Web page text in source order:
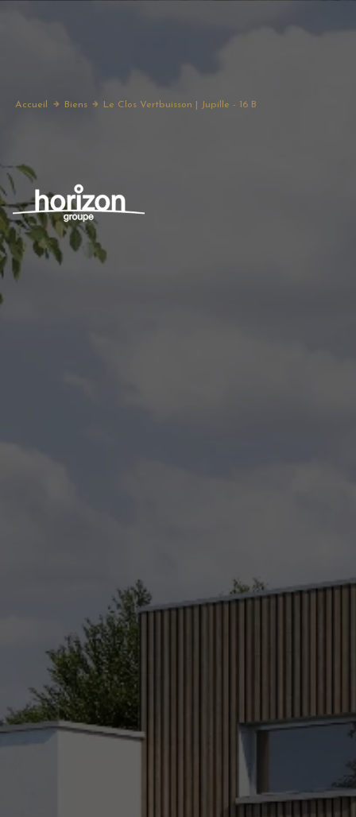
Accueil Biens Le Clos Vertbuisson | Jupille - 16 B